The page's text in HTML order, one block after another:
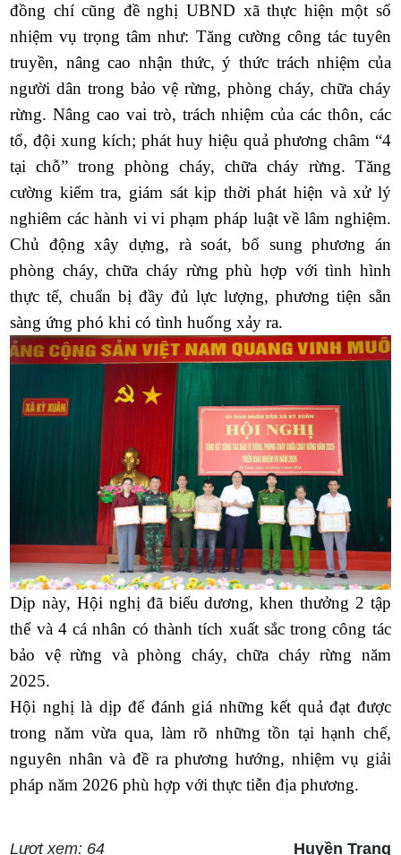
đồng chí cũng đề nghị UBND xã thực hiện một số
nhiệm vụ trọng tâm như: Tăng cường công tác tuyên
truyền, nâng cao nhận thức, ý thức trách nhiệm của
người dân trong bảo vệ rừng, phòng cháy, chữa cháy
rừng. Nâng cao vai trò, trách nhiệm của các thôn, các
tổ, đội xung kích; phát huy hiệu quả phương châm “4
tại chỗ” trong phòng cháy, chữa cháy rừng. Tăng
cường kiểm tra, giám sát kịp thời phát hiện và xử lý
nghiêm các hành vi vi phạm pháp luật về lâm nghiệm.
Chủ động xây dựng, rà soát, bổ sung phương án
phòng cháy, chữa cháy rừng phù hợp với tình hình
thực tế, chuẩn bị đầy đủ lực lượng, phương tiện sẵn
sàng ứng phó khi có tình huống xảy ra.
Dịp này, Hội nghị đã biểu dương, khen thưởng 2 tập
thể và 4 cá nhân có thành tích xuất sắc trong công tác
bảo vệ rừng và phòng cháy, chữa cháy rừng năm
2025.
Hội nghị là dịp để đánh giá những kết quả đạt được
trong năm vừa qua, làm rõ những tồn tại hạnh chế,
nguyên nhân và đề ra phương hướng, nhiệm vụ giải
pháp năm 2026 phù hợp với thực tiễn địa phương.
Lượt xem: 64 Huyền Trang